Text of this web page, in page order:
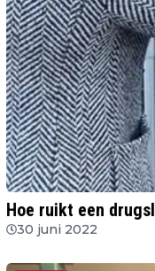
Hoe ruikt een
30 juni 2022